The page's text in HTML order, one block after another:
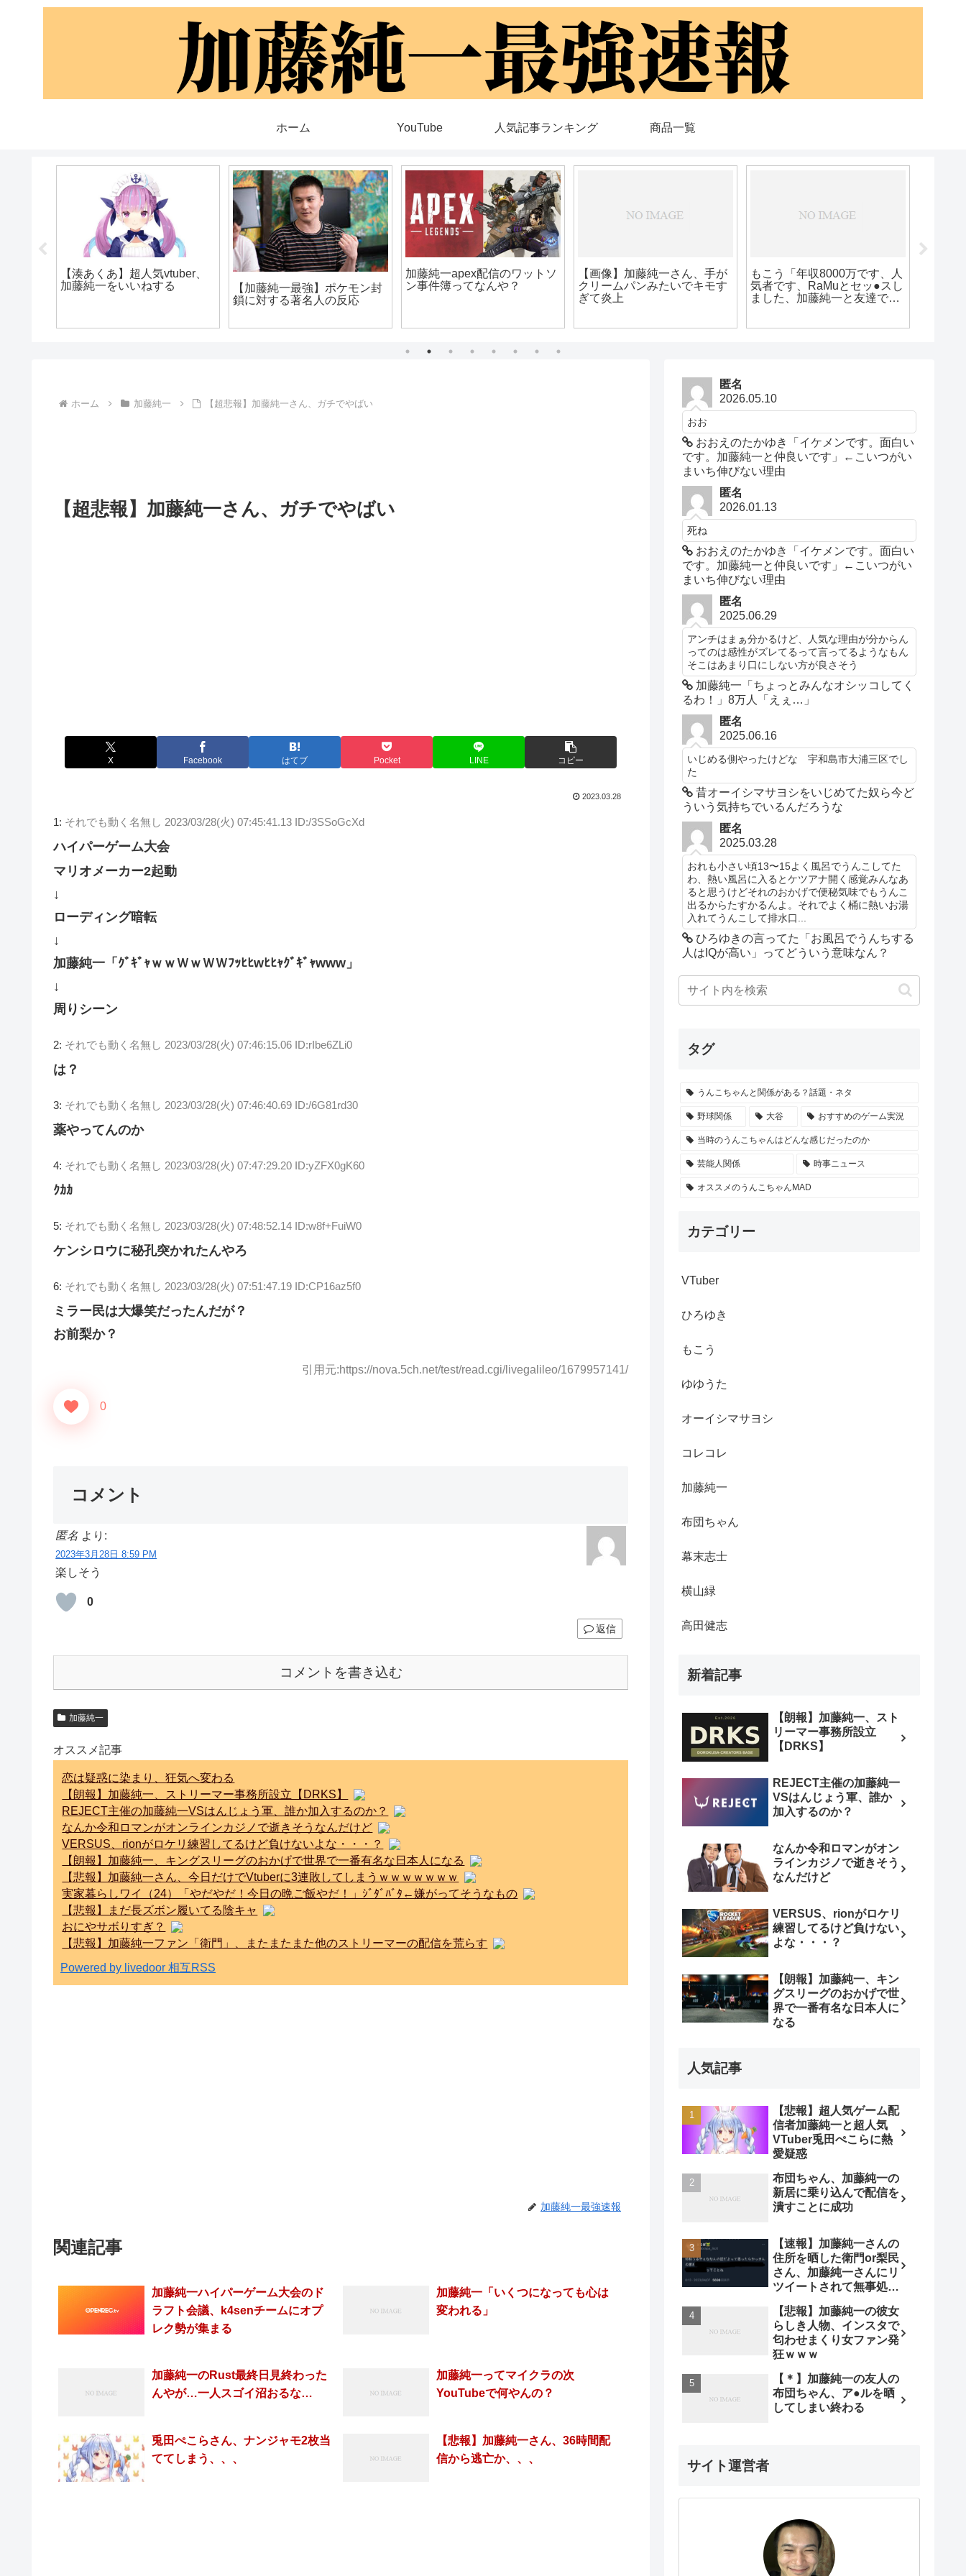
ホーム YouTube 人気記事ランキング 商品一覧
【湊あくあ】超人気vtuber、
加藤純一をいいねする
【加藤純一最強】ポケモン封
鎖に対する著名人の反応
加藤純一apex配信のワットソ
ン事件簿ってなんや？
【画像】加藤純一さん、手が
クリームパンみたいでキモす
ぎて炎上
もこう「年収8000万です、人
気者です、RaMuとセッ●スし
ました、加藤純一と友達で
ホーム 加藤純一 【超悲報】加藤純一さん、ガチでやばい
【超悲報】加藤純一さん、ガチでやばい
X Facebook はてブ Pocket LINE コピー
2023.03.28
1: それでも動く名無し 2023/03/28(火) 07:45:41.13 ID:/3SSoGcXd
ハイパーゲーム大会
マリオメーカー2起動
↓
ローディング暗転
↓
加藤純一「ｸﾞｷﾞｬｗｗＷｗＷＷﾌｯﾋﾋwﾋﾋｬｸﾞｷﾞｬwww」
↓
周りシーン
2: それでも動く名無し 2023/03/28(火) 07:46:15.06 ID:rIbe6ZLi0
は？
3: それでも動く名無し 2023/03/28(火) 07:46:40.69 ID:/6G81rd30
薬やってんのか
4: それでも動く名無し 2023/03/28(火) 07:47:29.20 ID:yZFX0gK60
ｸｶｶ
5: それでも動く名無し 2023/03/28(火) 07:48:52.14 ID:w8f+FuiW0
ケンシロウに秘孔突かれたんやろ
6: それでも動く名無し 2023/03/28(火) 07:51:47.19 ID:CP16az5f0
ミラー民は大爆笑だったんだが？
お前梨か？
引用元:https://nova.5ch.net/test/read.cgi/livegalileo/1679957141/
0
コメント
匿名 より:
2023年3月28日 8:59 PM
楽しそう
0
返信
コメントを書き込む
加藤純一
オススメ記事
恋は疑惑に染まり、狂気へ変わる
【朗報】加藤純一、ストリーマー事務所設立【DRKS】
REJECT主催の加藤純一VSはんじょう軍、誰か加入するのか？
なんか令和ロマンがオンラインカジノで逝きそうなんだけど
VERSUS、rionがロケリ練習してるけど負けないよな・・・？
【朗報】加藤純一、キングスリーグのおかげで世界で一番有名な日本人になる
【悲報】加藤純一さん、今日だけでVtuberに3連敗してしまうｗｗｗｗｗｗｗ
実家暮らしワイ（24）「やだやだ！今日の晩ご飯やだ！」ｼﾞﾀﾞﾊﾞﾀ←嫌がってそうなもの
【悲報】まだ長ズボン履いてる陰キャ
おにやサボりすぎ？
【悲報】加藤純一ファン「衛門」、またまたまた他のストリーマーの配信を荒らす
Powered by livedoor 相互RSS
加藤純一最強速報
関連記事
加藤純一ハイパーゲーム大会のド
ラフト会議、k4senチームにオプ
レク勢が集まる
加藤純一「いくつになっても心は
変われる」
加藤純一のRust最終日見終わった
んやが…一人スゴイ沼おるな…
加藤純一ってマイクラの次
YouTubeで何やんの？
兎田ぺこらさん、ナンジャモ2枚当
ててしまう、、、
【悲報】加藤純一さん、36時間配
信から逃亡か、、、
匿名
2026.05.10
おお
おおえのたかゆき「イケメンです。面白い
です。加藤純一と仲良いです」←こいつがい
まいち伸びない理由
匿名
2026.01.13
死ね
おおえのたかゆき「イケメンです。面白い
です。加藤純一と仲良いです」←こいつがい
まいち伸びない理由
匿名
2025.06.29
アンチはまぁ分かるけど、人気な理由が分からん
ってのは感性がズレてるって言ってるようなもん
そこはあまり口にしない方が良さそう
加藤純一「ちょっとみんなオシッコしてく
るわ！」8万人「えぇ…」
匿名
2025.06.16
いじめる側やったけどな 宇和島市大浦三区でし
た
昔オーイシマサヨシをいじめてた奴ら今ど
ういう気持ちでいるんだろうな
匿名
2025.03.28
おれも小さい頃13〜15よく風呂でうんこしてた
わ、熱い風呂に入るとケツアナ開く感覚みんなあ
ると思うけどそれのおかげで便秘気味でもうんこ
出るからたすかるんよ。それでよく桶に熱いお湯
入れてうんこして排水口...
ひろゆきの言ってた「お風呂でうんちする
人はIQが高い」ってどういう意味なん？
タグ
うんこちゃんと関係がある？話題・ネタ
野球関係 大谷 おすすめのゲーム実況
当時のうんこちゃんはどんな感じだったのか
芸能人関係 時事ニュース
オススメのうんこちゃんMAD
カテゴリー
VTuber
ひろゆき
もこう
ゆゆうた
オーイシマサヨシ
コレコレ
加藤純一
布団ちゃん
幕末志士
横山緑
高田健志
新着記事
【朗報】加藤純一、スト
リーマー事務所設立
【DRKS】
REJECT主催の加藤純一
VSはんじょう軍、誰か
加入するのか？
なんか令和ロマンがオン
ラインカジノで逝きそう
なんだけど
VERSUS、rionがロケリ
練習してるけど負けない
よな・・・？
【朗報】加藤純一、キン
グスリーグのおかげで世
界で一番有名な日本人に
なる
人気記事
【悲報】超人気ゲーム配
信者加藤純一と超人気
VTuber兎田ぺこらに熱
愛疑惑
布団ちゃん、加藤純一の
新居に乗り込んで配信を
潰すことに成功
【速報】加藤純一さんの
住所を晒した衛門or梨民
さん、加藤純一さんにリ
ツイートされて無事処さ
【悲報】加藤純一の彼女
らしき人物、インスタで
匂わせまくり女ファン発
狂ｗｗｗ
【＊】加藤純一の友人の
布団ちゃん、ア●ルを晒
してしまい終わる
サイト運営者